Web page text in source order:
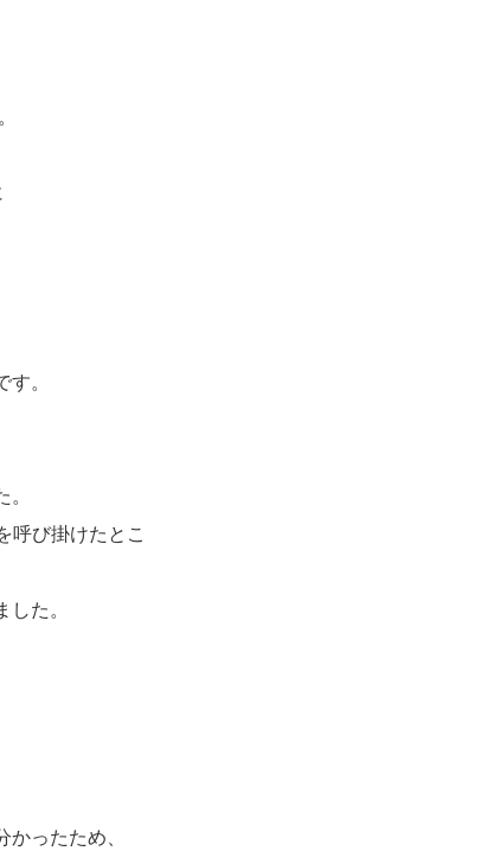
。
呼び掛けたとこ
た。
ったため、